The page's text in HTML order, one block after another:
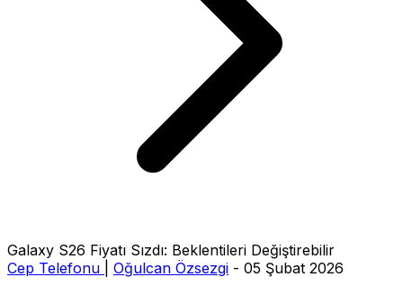
Galaxy S26 Fiyatı Sızdı: Beklentileri Değiştirebilir
Cep Telefonu
Oğulcan Özsezgi - 05 Şubat 2026